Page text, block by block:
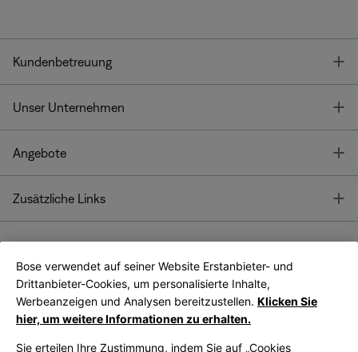
Kundenbetreuung
Unser Unternehmen
Angebote
Zusätzliche Links
Bose App
Bose Connect
App
Bose verwendet auf seiner Website Erstanbieter- und
Drittanbieter-Cookies, um personalisierte Inhalte,
Werbeanzeigen und Analysen bereitzustellen. Klicken Sie
hier, um weitere Informationen zu erhalten.
Sie erteilen Ihre Zustimmung, indem Sie auf „Cookies